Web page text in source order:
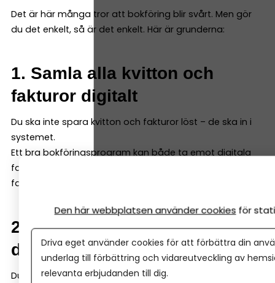
Det är här många tror att bokföring blir svårt. Men gör
du det enkelt, så är det enkelt. Här är grunderna:
1. Samla alla kvitton och
fakturor digitalt
Du ska inte spara kvitton och fakturor löst – de ska in i
systemet.
Ett bra bokföringsprogram kan både ta emot digitala
fakturor och enkelt scanna in kvitton och fysiska
fakturor – så att du samlar allt i programmet direkt.
2. Registrera varje händelse i
ditt bokföringsprogram
Du bokför en händelse genom att ange:
Den här webbplatsen använder cookies för
Driva eget använder cookies för att förbättra din
underlag till förbättring och vidareutveckling av
relevanta erbjudanden till dig.